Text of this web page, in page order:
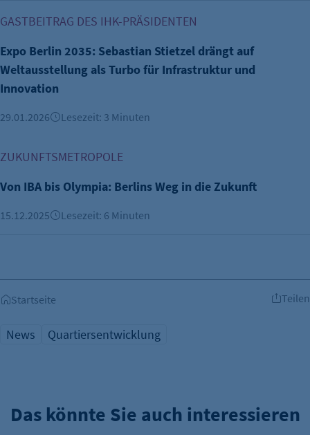
GASTBEITRAG DES IHK-PRÄSIDENTEN
Expo Berlin 2035: Sebastian Stietzel drängt auf
Weltausstellung als Turbo für Infrastruktur und
Innovation
29.01.2026 Lesezeit: 3 Minuten
ZUKUNFTSMETROPOLE
Von IBA bis Olympia: Berlins Weg in die Zukunft
15.12.2025 Lesezeit: 6 Minuten
Startseite Teilen
News Quartiersentwicklung
Das könnte Sie auch interessieren